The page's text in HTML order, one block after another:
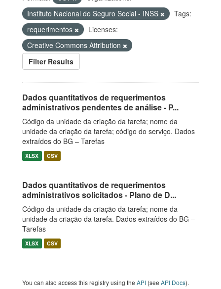
Instituto Nacional do Seguro Social - INSS
Tags:
requerimentos
Licenses:
Creative Commons Attribution
Filter Results
Dados quantitativos de requerimentos
administrativos pendentes de análise - P...
Código da unidade da criação da tarefa; nome da
unidade da criação da tarefa; código do serviço. Dados
extraídos do BG – Tarefas
XLSX CSV
Dados quantitativos de requerimentos
administrativos solicitados - Plano de D...
Código da unidade da criação da tarefa; nome da
unidade da criação da tarefa. Dados extraídos do BG –
Tarefas
XLSX CSV
You can also access this registry using the API (see API Docs).